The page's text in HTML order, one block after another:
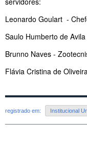
Leonardo Goulart -
Saulo Humberto de
Brunno Naves -
Flávia Cristina de
registrado em: Institucional